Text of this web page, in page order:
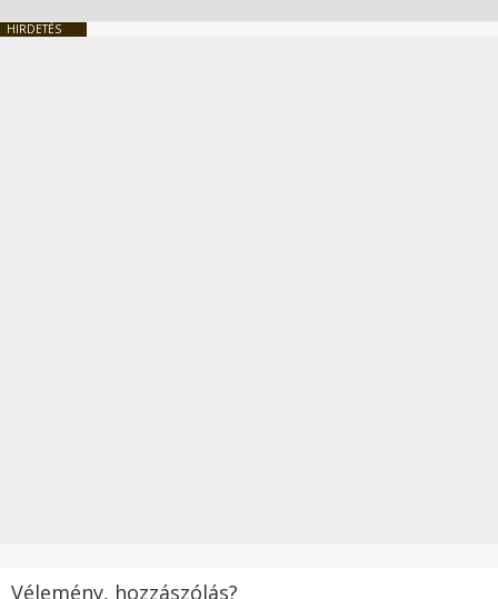
HIRDETÉS
Vélemény, hozzászólás?